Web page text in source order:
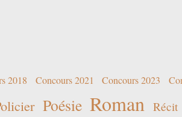
2018 Concours 2021 Concours 2023
Poésie Roman Récit